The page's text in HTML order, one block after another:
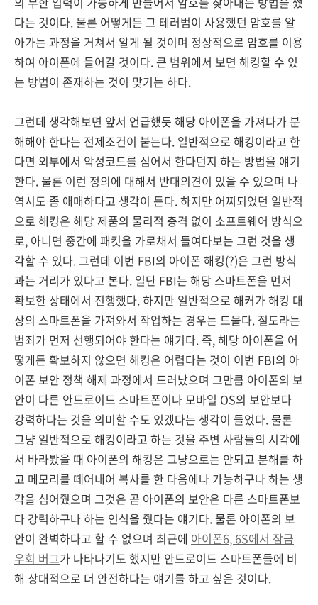
다는 것이다. 물론 어떻게든 그 테러범이 사용했던 암호를 알
아가는 과정을 거쳐서 알게 될 것이며 정상적으로 암호를 이용
하여 아이폰에 들어갈 것이다. 큰 범위에서 보면 해킹할 수 있
는 방법이 존재하는 것이 맞기는 하다.
그런데 생각해보면 앞서 언급했듯 해당 아이폰을 가져다가 분
해해야 한다는 전제조건이 붙는다. 일반적으로 해킹이라고 한
다면 외부에서 악성코드를 심어서 한다던지 하는 방법을 얘기
한다. 물론 이런 정의에 대해서 반대의견이 있을 수 있으며 나
역시도 좀 애매하다고 생각이 든다. 하지만 어찌되었던 일반적
으로 해킹은 해당 제품의 물리적 충격 없이 소프트웨어 방식으
로, 아니면 중간에 패킷을 가로채서 들여다보는 그런 것을 생
각할 수 있다. 그런데 이번 FBI의 아이폰 해킹(?)은 그런 방식
과는 거리가 있다고 본다. 일단 FBI는 해당 스마트폰을 먼저
확보한 상태에서 진행했다. 하지만 일반적으로 해커가 해킹 대
상의 스마트폰을 가져와서 작업하는 경우는 드물다. 절도라는
범죄가 먼저 선행되어야 한다는 얘기다. 즉, 해당 아이폰을 어
떻게든 확보하지 않으면 해킹은 어렵다는 것이 이번 FBI의 아
이폰 보안 정책 해제 과정에서 드러났으며 그만큼 아이폰의 보
안이 다른 안드로이드 스마트폰이나 모바일 OS의 보안보다
강력하다는 것을 의미할 수도 있겠다는 생각이 들었다. 물론
그냥 일반적으로 해킹이라고 하는 것을 주변 사람들의 시각에
서 바라봤을 때 아이폰의 해킹은 그냥으로는 안되고 분해를 하
고 메모리를 떼어내어 복사를 한 다음에나 가능하구나 하는 생
각을 심어줬으며 그것은 곧 아이폰의 보안은 다른 스마트폰보
다 강력하구나 하는 인식을 줬다는 얘기다. 물론 아이폰의 보
안이 완벽하다고 할 수 없으며 최근에 아이폰6, 6S에서 잠금
우회 버그가 나타나기도 했지만 안드로이드 스마트폰들에 비
해 상대적으로 더 안전하다는 얘기를 하고 싶은 것이다.